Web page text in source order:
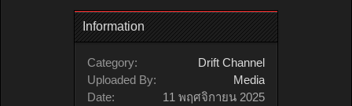
Information
Category:
Drift Channel
Uploaded By:
Media
Date:
11 พฤศจิกายน 2025